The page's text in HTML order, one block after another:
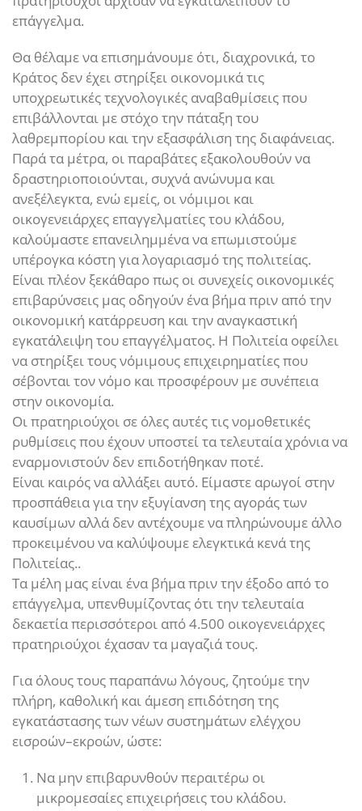
επάγγελμα.
Θα θέλαμε να επισημάνουμε ότι, διαχρονικά, το
Κράτος δεν έχει στηρίξει οικονομικά τις
υποχρεωτικές τεχνολογικές αναβαθμίσεις που
επιβάλλονται με στόχο την πάταξη του
λαθρεμπορίου και την εξασφάλιση της διαφάνειας.
Παρά τα μέτρα, οι παραβάτες εξακολουθούν να
δραστηριοποιούνται, συχνά ανώνυμα και
ανεξέλεγκτα, ενώ εμείς, οι νόμιμοι και
οικογενειάρχες επαγγελματίες του κλάδου,
καλούμαστε επανειλημμένα να επωμιστούμε
υπέρογκα κόστη για λογαριασμό της πολιτείας.
Είναι πλέον ξεκάθαρο πως οι συνεχείς οικονομικές
επιβαρύνσεις μας οδηγούν ένα βήμα πριν από την
οικονομική κατάρρευση και την αναγκαστική
εγκατάλειψη του επαγγέλματος. Η Πολιτεία οφείλει
να στηρίξει τους νόμιμους επιχειρηματίες που
σέβονται τον νόμο και προσφέρουν με συνέπεια
στην οικονομία.
Οι πρατηριούχοι σε όλες αυτές τις νομοθετικές
ρυθμίσεις που έχουν υποστεί τα τελευταία χρόνια να
εναρμονιστούν δεν επιδοτήθηκαν ποτέ.
Είναι καιρός να αλλάξει αυτό. Είμαστε αρωγοί στην
προσπάθεια για την εξυγίανση της αγοράς των
καυσίμων αλλά δεν αντέχουμε να πληρώνουμε άλλο
προκειμένου να καλύψουμε ελεγκτικά κενά της
Πολιτείας..
Τα μέλη μας είναι ένα βήμα πριν την έξοδο από το
επάγγελμα, υπενθυμίζοντας ότι την τελευταία
δεκαετία περισσότεροι από 4.500 οικογενειάρχες
πρατηριούχοι έχασαν τα μαγαζιά τους.
Για όλους τους παραπάνω λόγους, ζητούμε την
πλήρη, καθολική και άμεση επιδότηση της
εγκατάστασης των νέων συστημάτων ελέγχου
εισροών–εκροών, ώστε:
Να μην επιβαρυνθούν περαιτέρω οι
μικρομεσαίες επιχειρήσεις του κλάδου.